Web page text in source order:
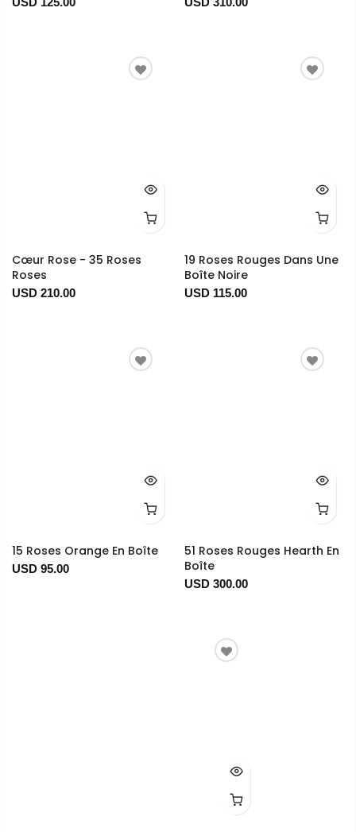
Cœur Rose - 35 Roses
Roses
USD 210.00
19 Roses Rouges Dans Une
Boîte Noire
USD 115.00
15 Roses Orange En Boîte
USD 95.00
51 Roses Rouges Hearth En
Boîte
USD 300.00